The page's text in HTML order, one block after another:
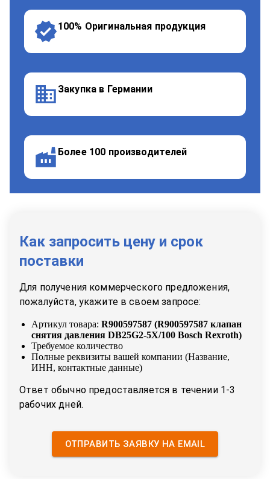
100% Оригинальная продукция
Закупка в Германии
Более 100 производителей
Как запросить цену и срок
поставки
Для получения коммерческого предложения,
пожалуйста, укажите в своем запросе:
Артикул товара: R900597587 (R900597587 клапан
снятия давления DB25G2-5X/100 Bosch Rexroth)
Требуемое количество
Полные реквизиты вашей компании (Название,
ИНН, контактные данные)
Ответ обычно предоставляется в течении 1-3
рабочих дней.
ОТПРАВИТЬ ЗАЯВКУ НА EMAIL